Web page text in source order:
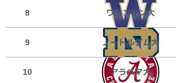
8 ワシントン大
9 ノートルダム大
10 アラバマ大